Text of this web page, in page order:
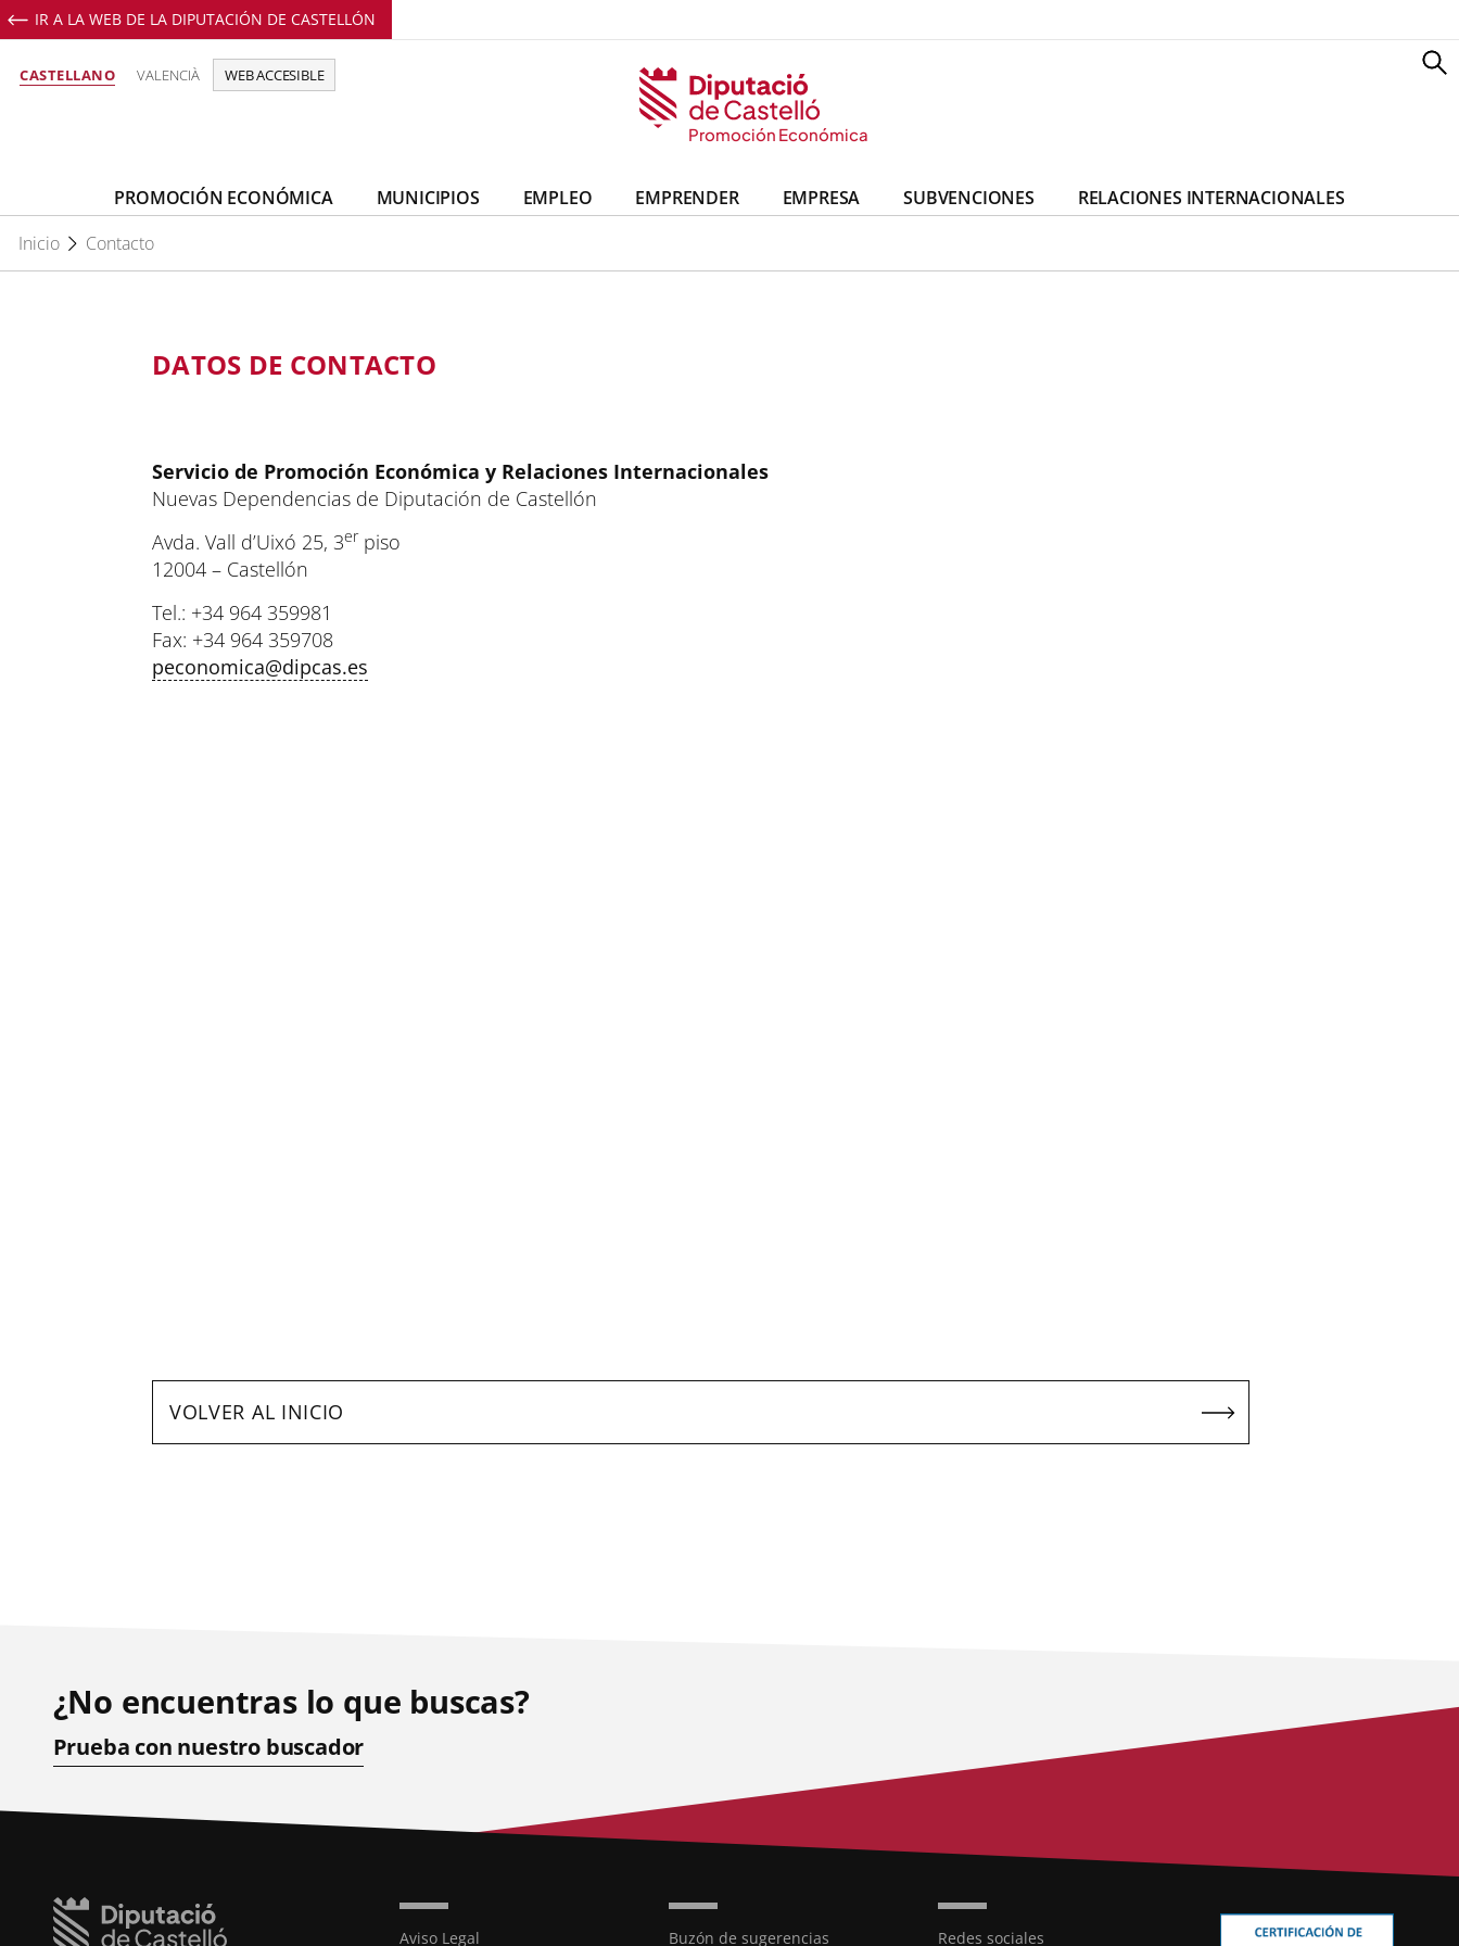
IR A LA WEB DE LA DIPUTACIÓN DE CASTELLÓN
CASTELLANO VALENCIÀ WEB ACCESIBLE
Promoción Económica
PROMOCIÓN ECONÓMICA MUNICIPIOS EMPLEO EMPRENDER EMPRESA SUBVENCIONES
RELACIONES INTERNACIONALES
Inicio
Contacto
DATOS DE CONTACTO
Servicio de Promoción Económica y Relaciones Internacionales
Nuevas Dependencias de Diputación de Castellón
Avda. Vall d’Uixó 25, 3erpiso
12004 – Castellón
Tel.: +34 964 359981
Fax: +34 964 359708
peconomica@dipcas.es
VOLVER AL INICIO
¿No encuentras lo que buscas?
Prueba con nuestro buscador
Aviso Legal Buzón de sugerencias Redes sociales